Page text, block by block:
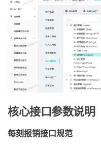
核心接口参数说明
每刻报销接口规范